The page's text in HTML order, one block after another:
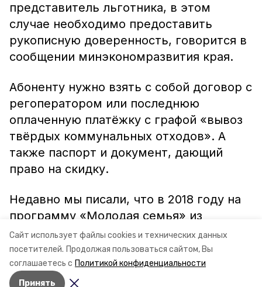
Сайт использует файлы cookies и технических данных
посетителей. Продолжая пользоваться сайтом, Вы
соглашаетесь с Политикой конфиденциальности
Принять
представитель льготника, в этом
случае необходимо предоставить
рукописную доверенность, говорится в
сообщении минэкономразвития края.
Абоненту нужно взять с собой договор с
регоператором или последнюю
оплаченную платёжку с графой «вывоз
твёрдых коммунальных отходов». А
также паспорт и документ, дающий
право на скидку.
Недавно мы писали, что в 2018 году на
программу «Молодая семья» из
краевого бюджетанаправили11,1
миллиона рублей.